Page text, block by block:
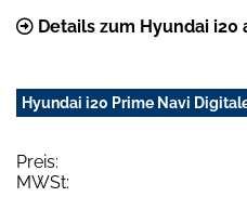
Details zum Hyundai i20
Hyundai i20 Prime Navi
Preis:
MWSt: